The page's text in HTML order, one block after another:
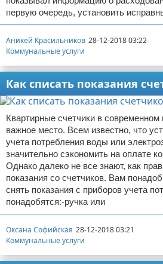
первую очередь, установить
Аникей Красильников 28-12-2018 03:22
Коммунальные услуги
Как списать показания
Квартирные счетчики в
важное место. Всем известно, что
учета потребления воды или
значительно сэкономить на оплате
Однако далеко не все знают, как
показания со счетчиков. Вам
снять показания с приборов учета
понадобятся:-ручка или
Оксана Софийская 28-12-2018 03:21
Коммунальные услуги